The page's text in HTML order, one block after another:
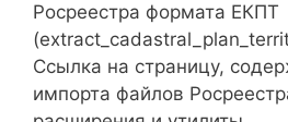
Росреестра формата ЕКПТ
Ссылка на страницу,
импорта файлов